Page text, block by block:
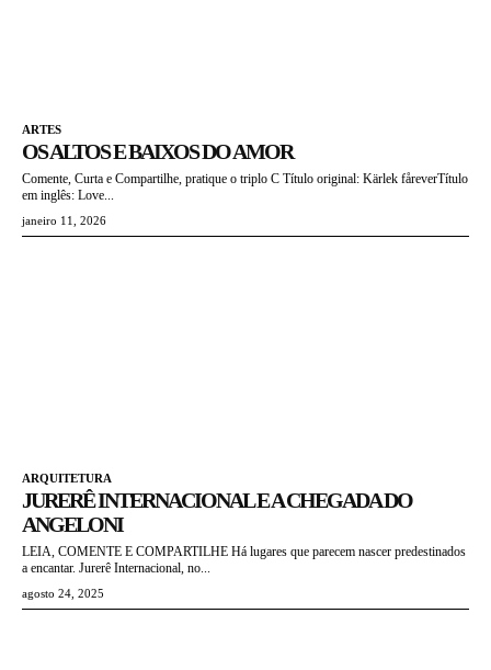
ARTES
OS ALTOS E BAIXOS DO AMOR
Comente, Curta e Compartilhe, pratique o triplo C Título original: Kärlek fåreverTítulo
em inglês: Love...
janeiro 11, 2026
ARQUITETURA
JURERÊ INTERNACIONAL E A CHEGADA DO
ANGELONI
LEIA, COMENTE E COMPARTILHE Há lugares que parecem nascer predestinados
a encantar. Jurerê Internacional, no...
agosto 24, 2025